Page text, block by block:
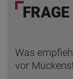
Was
vor